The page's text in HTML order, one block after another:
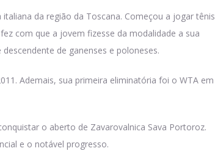
da região da Toscana. Começou a jogar tênis
com que a jovem fizesse da modalidade a sua
de ganenses e poloneses.
Ademais, sua primeira eliminatória foi o WTA em
o aberto de Zavarovalnica Sava Portoroz.
e o notável progresso.